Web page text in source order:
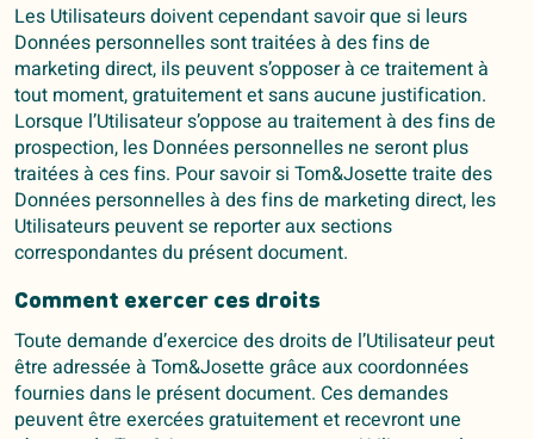
Les Utilisateurs doivent cependant savoir que si leurs
Données personnelles sont traitées à des fins de
marketing direct, ils peuvent s’opposer à ce traitement à
tout moment, gratuitement et sans aucune justification.
Lorsque l’Utilisateur s’oppose au traitement à des fins de
prospection, les Données personnelles ne seront plus
traitées à ces fins. Pour savoir si Tom&Josette traite des
Données personnelles à des fins de marketing direct, les
Utilisateurs peuvent se reporter aux sections
correspondantes du présent document.
Comment exercer ces droits
Toute demande d’exercice des droits de l’Utilisateur peut
être adressée à Tom&Josette grâce aux coordonnées
fournies dans le présent document. Ces demandes
peuvent être exercées gratuitement et recevront une